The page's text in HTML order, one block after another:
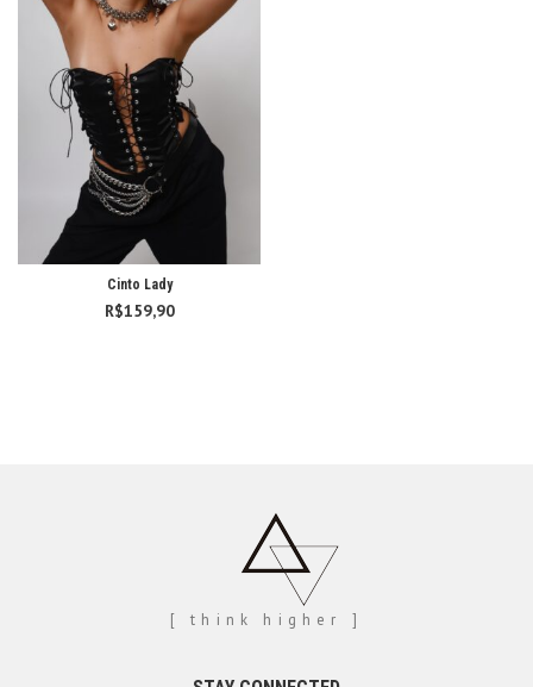
Cinto Lady
R$159,90
[ think higher ]